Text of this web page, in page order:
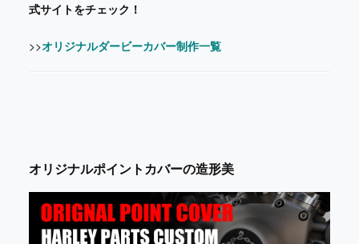
式サイトをチェック！
>>オリジナルダービーカバー制作一覧
オリジナルポイントカバーの造形美